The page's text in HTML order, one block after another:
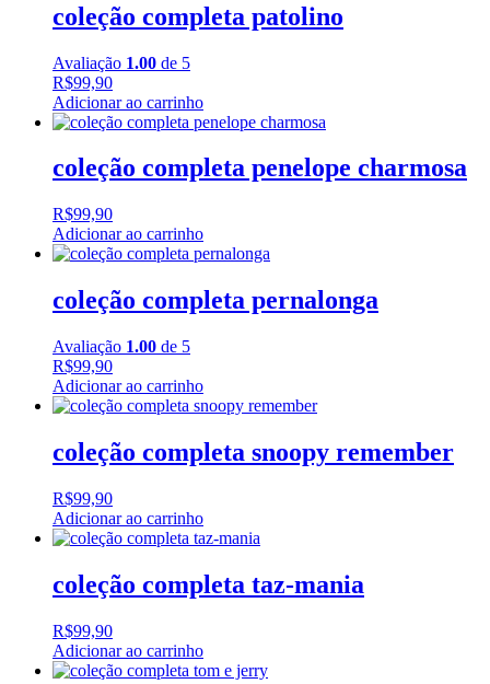
coleção completa patolino
Avaliação 1.00 de 5
R$99,90
Adicionar ao carrinho
coleção completa penelope charmosa
R$99,90
Adicionar ao carrinho
coleção completa pernalonga
Avaliação 1.00 de 5
R$99,90
Adicionar ao carrinho
coleção completa snoopy remember
R$99,90
Adicionar ao carrinho
coleção completa taz-mania
R$99,90
Adicionar ao carrinho